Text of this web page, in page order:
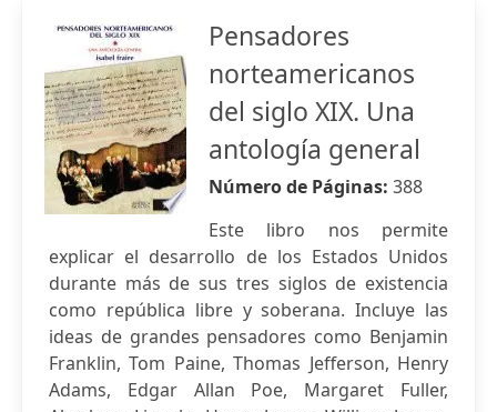
Pensadores
norteamericanos
del siglo XIX. Una
antología general
Número de Páginas: 388
Este libro nos permite
explicar el desarrollo de los Estados Unidos
durante más de sus tres siglos de existencia
como república libre y soberana. Incluye las
ideas de grandes pensadores como Benjamin
Franklin, Tom Paine, Thomas Jefferson, Henry
Adams, Edgar Allan Poe, Margaret Fuller,